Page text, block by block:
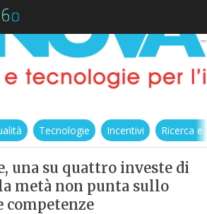
Tecnologie Incentivi Ricerca
una su quattro investe di
metà non punta sullo
competenze